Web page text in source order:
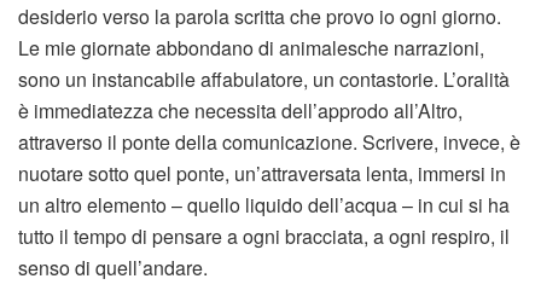
desiderio verso la parola scritta che provo io ogni giorno.
Le mie giornate abbondano di animalesche narrazioni,
sono un instancabile affabulatore, un contastorie. L’oralità
è immediatezza che necessita dell’approdo all’Altro,
attraverso il ponte della comunicazione. Scrivere, invece, è
nuotare sotto quel ponte, un’attraversata lenta, immersi in
un altro elemento – quello liquido dell’acqua – in cui si ha
tutto il tempo di pensare a ogni bracciata, a ogni respiro, il
senso di quell’andare.